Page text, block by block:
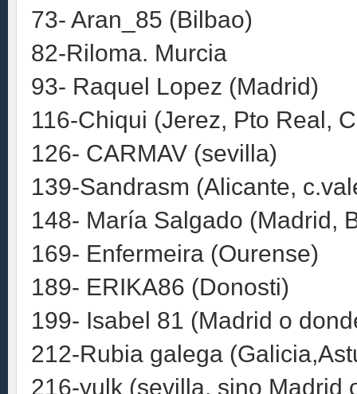
73- Aran_85 (Bilbao)
82-Riloma. Murcia
93- Raquel Lopez (Madrid)
116-Chiqui (Jerez, Pto Real,
126- CARMAV (sevilla)
139-Sandrasm (Alicante,
148- María Salgado (Madrid,
169- Enfermeira (Ourense)
189- ERIKA86 (Donosti)
199- Isabel 81 (Madrid o
212-Rubia galega
216-yulk (sevilla, sino Madrid